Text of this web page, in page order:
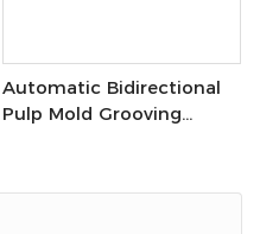
Automatic Bidirectional
Pulp Mold Grooving